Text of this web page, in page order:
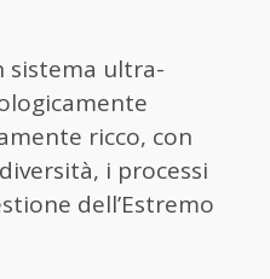
sistema ultra-
ricco, con
i processi
dell’Estremo